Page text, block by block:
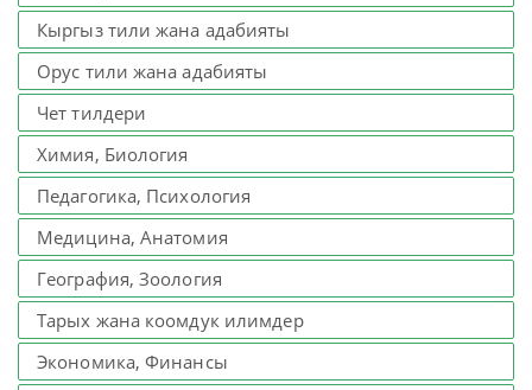
Кыргыз тили жана адабияты
Орус тили жана адабияты
Чет тилдери
Химия, Биология
Педагогика, Психология
Медицина, Анатомия
География, Зоология
Тарых жана коомдук илимдер
Экономика, Финансы